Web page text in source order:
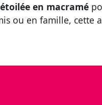
en macramé
ou en famille, cette